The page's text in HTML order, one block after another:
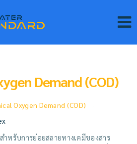
Demand (COD)
Oxygen Demand (COD)
หรับการย่อยสลายทางเคมีของสาร